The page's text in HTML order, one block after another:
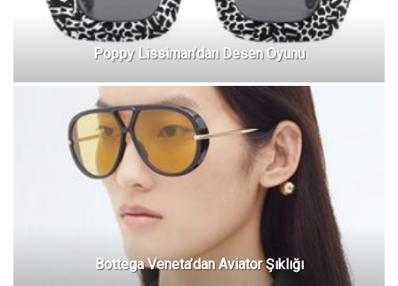
Poppy Lissiman’dan Desen Oyunu
Bottega Veneta’dan Aviator Şıklığı